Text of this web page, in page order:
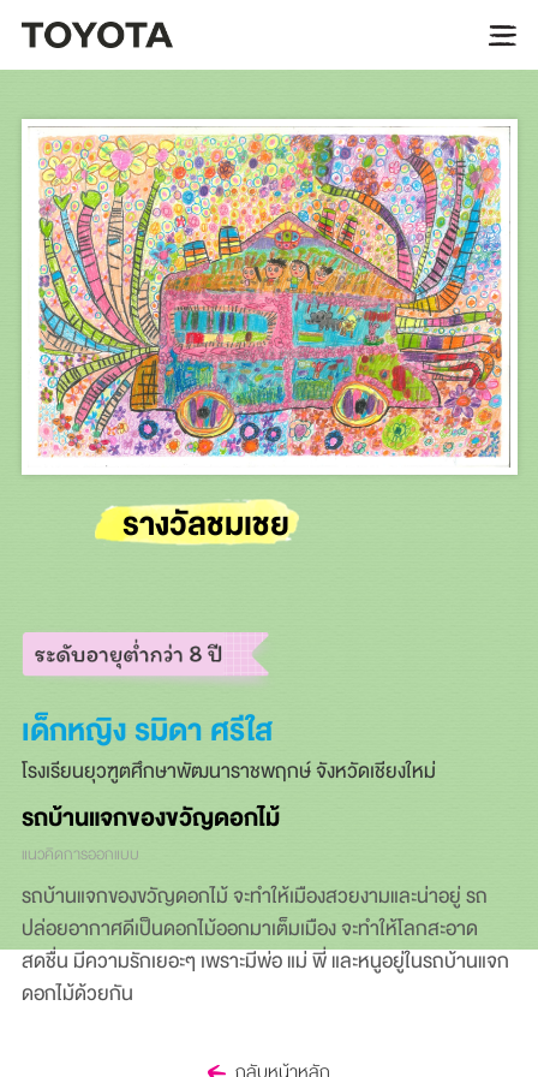
รางวัลชมเชย
เด็กหญิง รมิดา ศรีใส
โรงเรียนยุวฑูตศึกษาพัฒนาราชพฤกษ์ จังหวัดเชียงใหม่
รถบ้านแจกของขวัญดอกไม้
แนวคิดการออกแบบ
รถบ้านแจกของขวัญดอกไม้ จะทำให้เมืองสวยงามและน่าอยู่ รถ
ปล่อยอากาศดีเป็นดอกไม้ออกมาเต็มเมือง จะทำให้โลกสะอาด
สดชื่น มีความรักเยอะๆ เพราะมีพ่อ แม่ พี่ และหนูอยู่ในรถบ้านแจก
ดอกไม้ด้วยกัน